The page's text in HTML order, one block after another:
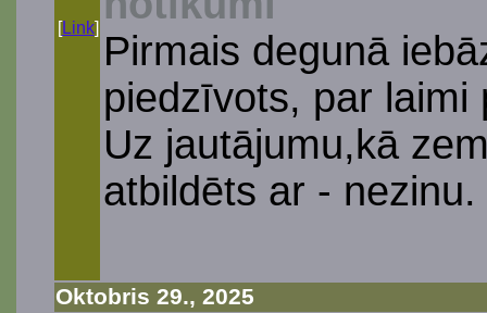
[Link]
Pirmais degunā
piedzīvots, par laimi
Uz jautājumu,kā
atbildēts ar - nezinu.
Oktobris 29., 2025